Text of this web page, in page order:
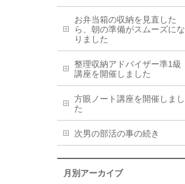
お弁当箱の収納を見直した
ら、朝の準備がスムーズにな
りました
整理収納アドバイザー準1級
講座を開催しました
方眼ノート講座を開催しまし
た
次男の部活の事の続き
月別アーカイブ